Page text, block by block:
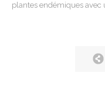
plantes endémiques avec